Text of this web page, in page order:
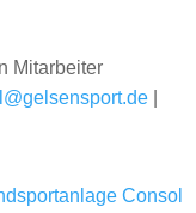
Mitarbeiter
Consol